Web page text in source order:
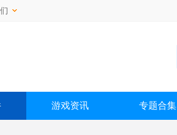
游戏资讯 专题合集